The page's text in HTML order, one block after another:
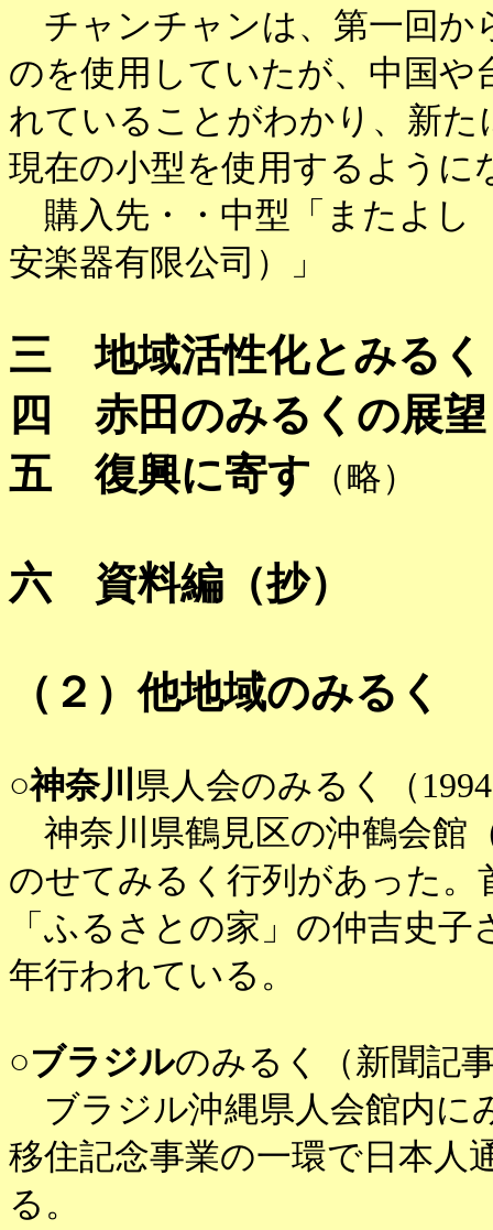
チャンチャンは、第一回か
のを使用していたが、中国や
れていることがわかり、新
現在の小型を使用するように
購入先・・中型「またよし
安楽器有限公司）」
三 地域活性化とみるく
四 赤田のみるくの展望
五 復興に寄す （略）
六 資料編（抄）
（２）他地域のみるく
○神奈川 県人会のみるく（
神奈川県鶴見区の沖鶴会館
のせてみるく行列があった
「ふるさとの家」の仲吉史
年行われている。
○ブラジルのみるく（新聞記
ブラジル沖縄県人会館内に
移住記念事業の一環で日本人
る。